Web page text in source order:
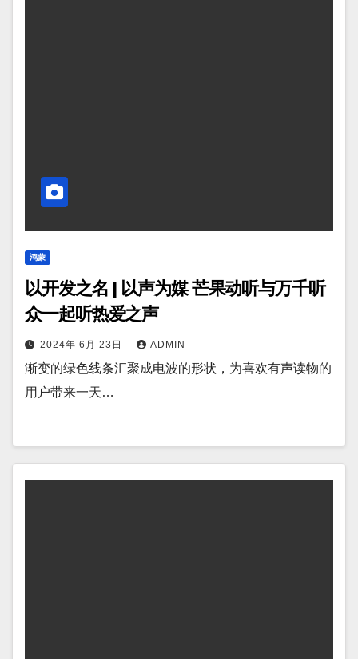
鸿蒙
以开发之名 | 以声为媒 芒果动听与万千听
众一起听热爱之声
2024年 6月 23日 ADMIN
渐变的绿色线条汇聚成电波的形状，为喜欢有声读物的
用户带来一天…